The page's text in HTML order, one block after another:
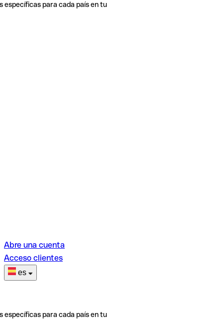
específicas para cada país en tu
Abre una cuenta
Acceso clientes
es
específicas para cada país en tu